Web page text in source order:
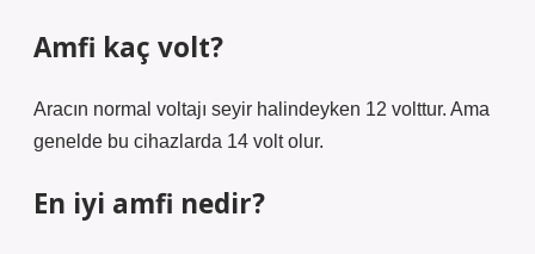
Amfi kaç volt?
Aracın normal voltajı seyir halindeyken 12 volttur. Ama
genelde bu cihazlarda 14 volt olur.
En iyi amfi nedir?